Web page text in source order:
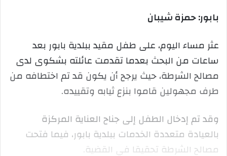
إ
ل
ك
و
ا
بابور: حمزة شيبان
عثر مساء اليوم، على طفل مقيد ببلدية بابور بعد
ساعات من البحث بعدما تقدمت عائلته بشكوى لدى
مصالح الشرطة، حيث يرجح أن يكون قد تم اختطافه من
طرف مجهولين قاموا بنزع ثيابه وتقييده.
وقد تم إدخال الطفل إلى جناح العناية المركزة
بالعيادة متعددة الخدمات ببلدية بابور، فيما فتحت
مصالح الشرطة تحقيقا في القضية.